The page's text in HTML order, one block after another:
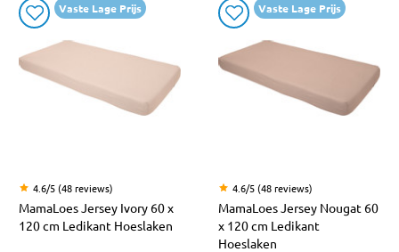
Vaste Lage Prijs
4.6/5 (48 reviews)
MamaLoes Jersey Ivory 60 x
120 cm Ledikant Hoeslaken
Vaste Lage Prijs
4.6/5 (48 reviews)
MamaLoes Jersey Nougat 60
x 120 cm Ledikant
Hoeslaken